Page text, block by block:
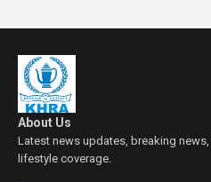
About Us
Latest news updates, breaking
lifestyle coverage.